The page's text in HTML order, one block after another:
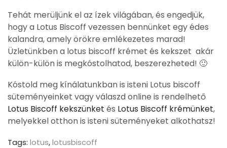
Tehát merüljünk el az ízek világában, és engedjük,
hogy a Lotus Biscoff vezessen bennünket egy édes
kalandra, amely örökre emlékezetes marad!
Üzletünkben a lotus biscoff krémet és kekszet akár
külön-külön is megkóstolhatod, beszerezheted! 🙂
Kóstold meg kínálatunkban is isteni Lotus biscoff
süteményeinket vagy válaszd online is rendelhető
Lotus Biscoff kekszünket és Lotus Biscoff krémünket,
melyekkel otthon is isteni süteményeket alkothatsz!
Tags: lotus,lotusbiscoff